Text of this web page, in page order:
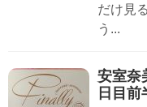
だけ見
う...
安室
日目前